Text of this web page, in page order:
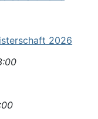
2026